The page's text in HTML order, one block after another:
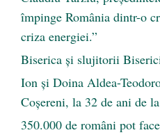
împinge România dintr-o
criza energiei.”
Biserica și slujitorii
Ion și Doina Aldea-
Coșereni, la 32 de ani de
350.000 de români pot